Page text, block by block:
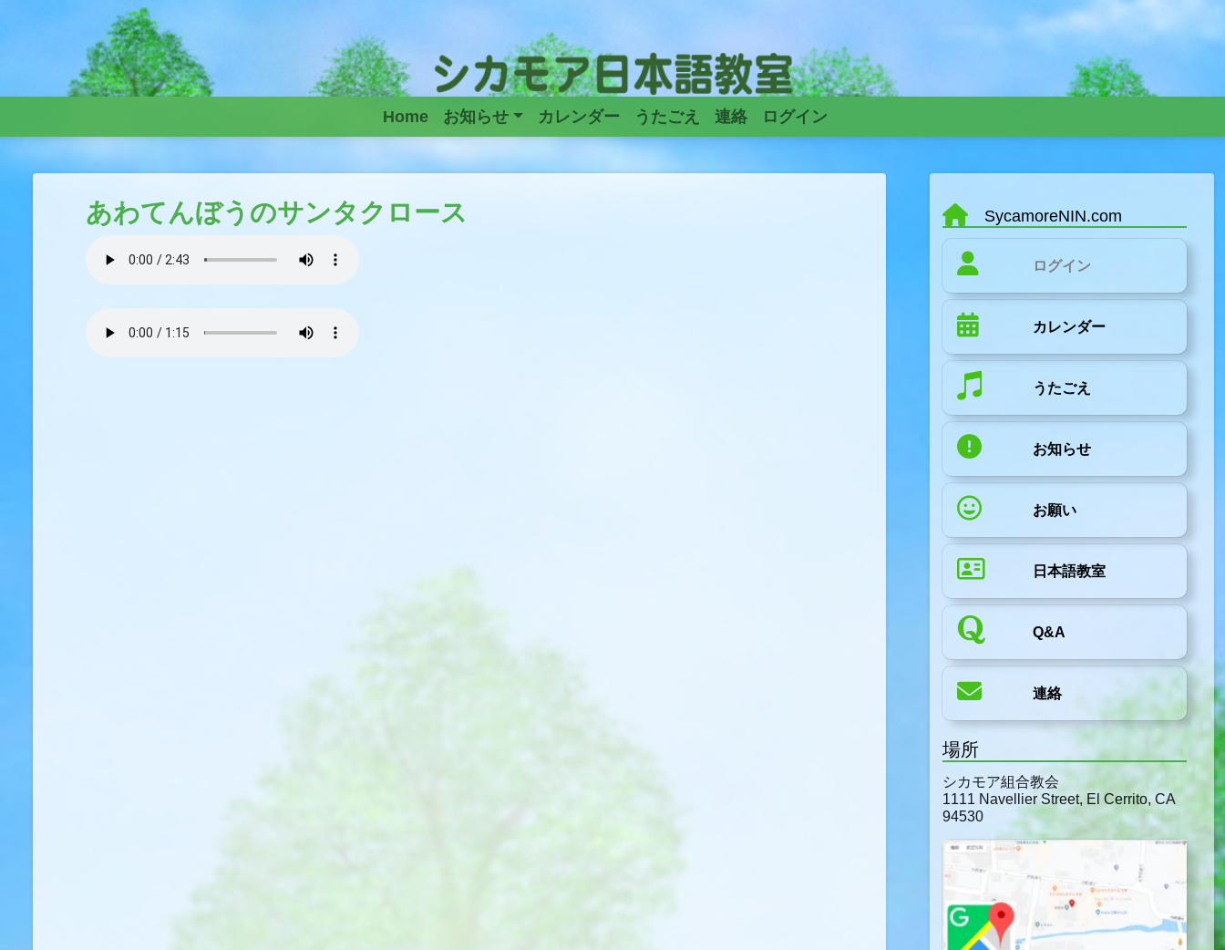
Main
Navigation
Home お知らせ カレンダー うたごえ 連絡 ログイン
あわてんぼうのサンタクロース SycamoreNIN.com
ログイン
カレンダー
うたごえ
お知らせ
お願い
日本語教室
Q&A
連絡
場所
シカモア組合教会
1111 Navellier Street, El Cerrito, CA
94530